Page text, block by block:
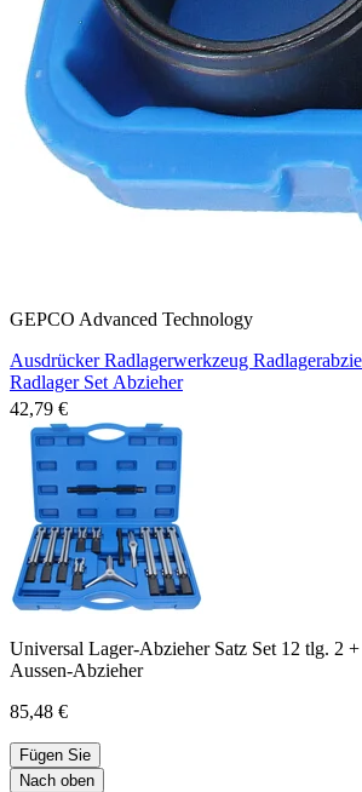
GEPCO Advanced Technology
Ausdrücker Radlagerwerkzeug
Radlager Set Abzieher
42,79 €
Universal Lager-Abzieher Satz Set 12 tlg. 2
Aussen-Abzieher
85,48 €
Fügen Sie
Nach oben